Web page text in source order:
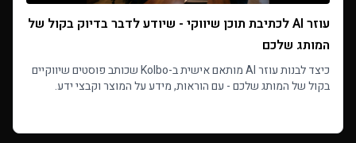
עוזר AI לכתיבת תוכן שיווקי - שיודע לדבר בדיוק בקול של
המותג שלכם
כיצד לבנות עוזר AI מותאם אישית ב-Kolbo שכותב פוסטים שיווקיים
בקול של המותג שלכם - עם הוראות, מידע על המוצר וקבצי ידע.